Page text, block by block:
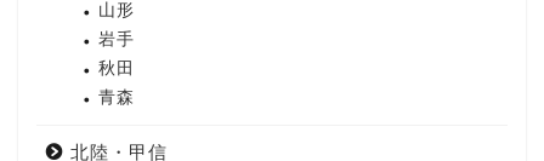
山形
岩手
秋田
青森
北陸・甲信